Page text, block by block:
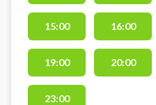
bolde, da det ikke er
i centret. Der er mulighed
og omklædning i hallen.
15:00 16:00
19:00 20:00
23:00